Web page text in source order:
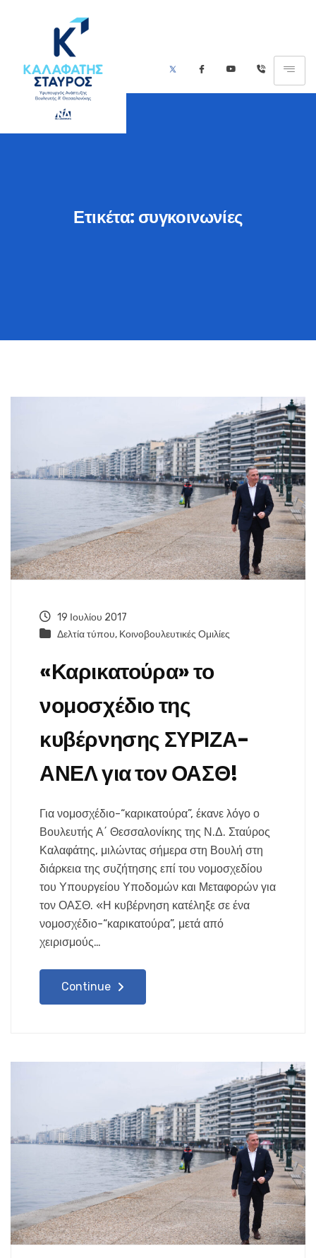
Ετικέτα: συγκοινωνίες
19 Ιουλίου 2017
Δελτία τύπου, Κοινοβουλευτικές Ομιλίες
«Καρικατούρα» το
νομοσχέδιο της
κυβέρνησης ΣΥΡΙΖΑ-
ΑΝΕΛ για τον ΟΑΣΘ!
Για νομοσχέδιο-“καρικατούρα”, έκανε λόγο ο
Βουλευτής Α΄ Θεσσαλονίκης της Ν.Δ. Σταύρος
Καλαφάτης, μιλώντας σήμερα στη Βουλή στη
διάρκεια της συζήτησης επί του νομοσχεδίου
του Υπουργείου Υποδομών και Μεταφορών για
τον ΟΑΣΘ. «Η κυβέρνηση κατέληξε σε ένα
νομοσχέδιο-“καρικατούρα”, μετά από
χειρισμούς…
Continue